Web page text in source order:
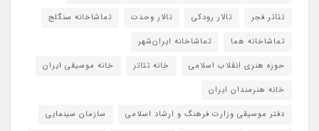
تئاتر فجر
تالار رودکی تالار وحدت
تماشاخانه سنگلج
تماشاخانه هما
تماشاخانه‌ ایران‌شهر
حوزه هنری انقلاب اسلامی
خانه تئاتر
خانه موسیقی ایران
خانه هنرمندان ایران
دفتر موسیقی وزارت فرهنگ و ارشاد اسلامی
سازمان سینمایی